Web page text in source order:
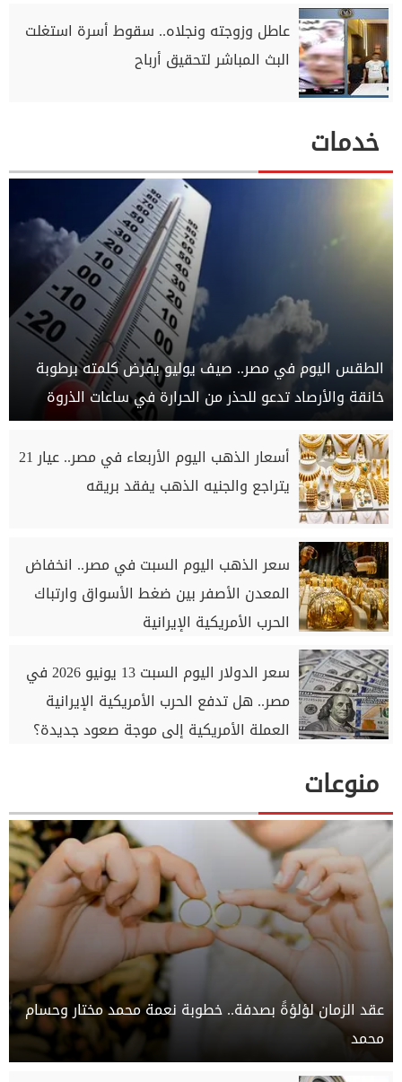
عاطل وزوجته ونجلاه.. سقوط أسرة استغلت
البث المباشر لتحقيق أرباح
خدمات
الطقس اليوم في مصر.. صيف يوليو يفرض كلمته برطوبة
خانقة والأرصاد تدعو للحذر من الحرارة في ساعات الذروة
أسعار الذهب اليوم الأربعاء في مصر.. عيار 21
يتراجع والجنيه الذهب يفقد بريقه
سعر الذهب اليوم السبت في مصر.. انخفاض
المعدن الأصفر بين ضغط الأسواق وارتباك
الحرب الأمريكية الإيرانية
سعر الدولار اليوم السبت 13 يونيو 2026 في
مصر.. هل تدفع الحرب الأمريكية الإيرانية
العملة الأمريكية إلى موجة صعود جديدة؟
منوعات
عقد الزمان لؤلؤةً بصدفة.. خطوبة نعمة محمد مختار وحسام
محمد